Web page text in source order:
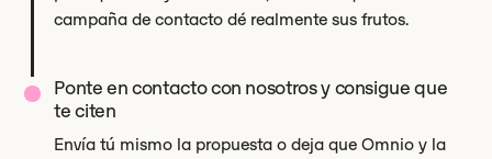
campaña de contacto dé realmente sus frutos.
Ponte en contacto con nosotros y consigue que
te citen
Envía tú mismo la propuesta o deja que Omnio y la